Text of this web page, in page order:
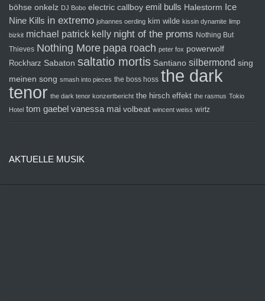
böhse onkelz DJ Bobo electric callboy emil bulls Halestorm Ice
Nine Kills in extremo johannes oerding kim wilde kissin dynamite limp
bizkit michael patrick kelly night of the proms Nothing But
Thieves Nothing More papa roach peter fox powerwolf
Rockharz Sabaton saltatio mortis Santiano silbermond sing
meinen song smash into pieces the boss hoss the dark
tenor the dark tenor konzertbericht the hirsch effekt the rasmus Tokio
Hotel tom gaebel vanessa mai volbeat wincent weiss wirtz
AKTUELLE MUSIK